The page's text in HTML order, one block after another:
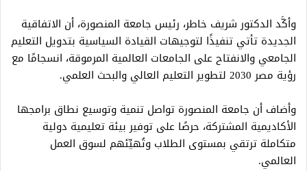
وأكَّد الدكتور شريف خاطر، رئيس جامعة المنصورة، أن الاتفاقية
الجديدة تأتي تنفيذًا لتوجيهات القيادة السياسية بتدويل التعليم
الجامعي والانفتاح على الجامعات العالمية المرموقة، انسجامًا مع
رؤية مصر 2030 لتطوير التعليم العالي والبحث العلمي.
وأضاف أن جامعة المنصورة تواصل تنمية وتوسيع نطاق برامجها
الأكاديمية المشتركة، حرصًا على توفير بيئة تعليمية دولية
متكاملة ترتقي بمستوى الطلاب وتُهيِّئهم لسوق العمل
العالمي.